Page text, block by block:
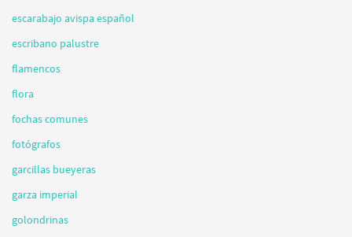
escarabajo avispa español
escribano palustre
flamencos
flora
fochas comunes
fotógrafos
garcillas bueyeras
garza imperial
golondrinas